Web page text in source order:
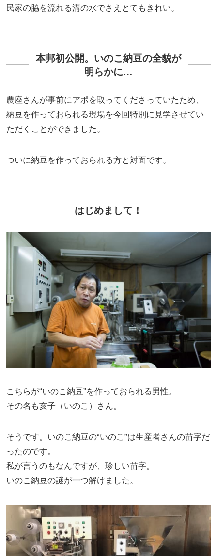
民家の脇を流れる溝の水でさえとてもきれい。
本邦初公開。いのこ納豆の全貌が
明らかに…
農座さんが事前にアポを取ってくださっていたため、
納豆を作っておられる現場を今回特別に見学させてい
ただくことができました。
ついに納豆を作っておられる方と対面です。
はじめまして！
こちらが“いのこ納豆”を作っておられる男性。
その名も亥子（いのこ）さん。
そうです。いのこ納豆の“いのこ”は生産者さんの苗字だ
ったのです。
私が言うのもなんですが、珍しい苗字。
いのこ納豆の謎が一つ解けました。